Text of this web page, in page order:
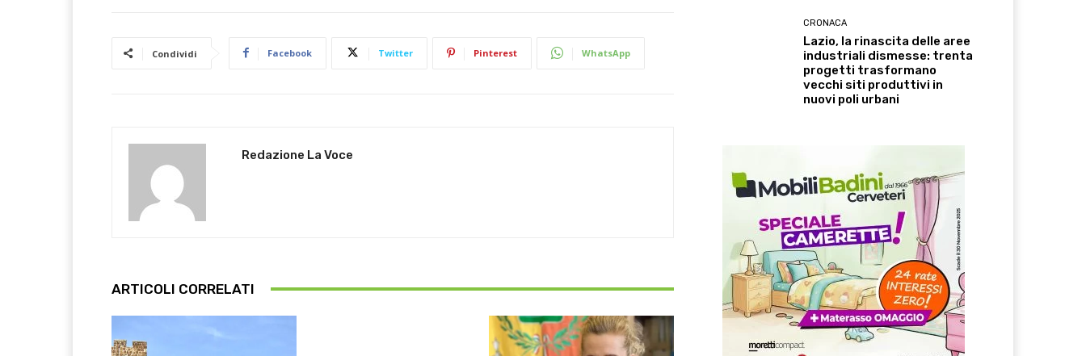
Condividi Facebook Twitter Pinterest WhatsApp
Redazione La Voce
ARTICOLI CORRELATI
CRONACA
Lazio, la rinascita delle aree
industriali dismesse: trenta
progetti trasformano
vecchi siti produttivi in
nuovi poli urbani